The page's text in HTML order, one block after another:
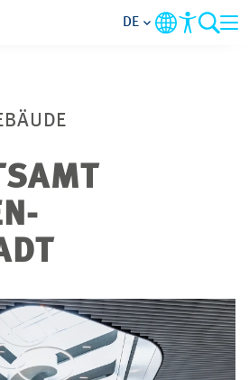
UNTERNEHMEN
IM FOKUS
PROJEKTE
DE